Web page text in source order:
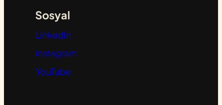
Sosyal
LinkedIn
instagram
YouTube